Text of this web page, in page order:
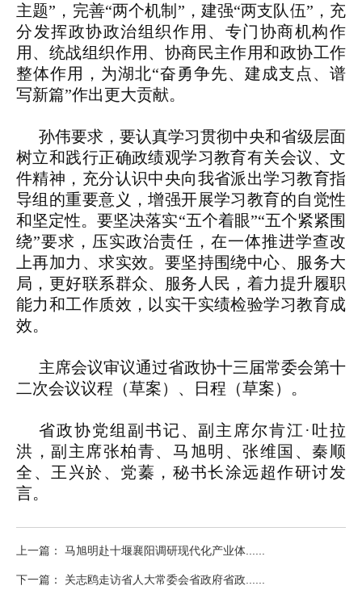
主题”，完善“两个机制”，建强“两支队伍”，充
分发挥政协政治组织作用、专门协商机构作
用、统战组织作用、协商民主作用和政协工作
整体作用，为湖北“奋勇争先、建成支点、谱
写新篇”作出更大贡献。
孙伟要求，要认真学习贯彻中央和省级层面
树立和践行正确政绩观学习教育有关会议、文
件精神，充分认识中央向我省派出学习教育指
导组的重要意义，增强开展学习教育的自觉性
和坚定性。要坚决落实“五个着眼”“五个紧紧围
绕”要求，压实政治责任，在一体推进学查改
上再加力、求实效。要坚持围绕中心、服务大
局，更好联系群众、服务人民，着力提升履职
能力和工作质效，以实干实绩检验学习教育成
效。
主席会议审议通过省政协十三届常委会第十
二次会议议程（草案）、日程（草案）。
省政协党组副书记、副主席尔肯江·吐拉
洪，副主席张柏青、马旭明、张维国、秦顺
全、王兴於、党蓁，秘书长涂远超作研讨发
言。
上一篇： 马旭明赴十堰襄阳调研现代化产业体......
下一篇： 关志鸥走访省人大常委会省政府省政......